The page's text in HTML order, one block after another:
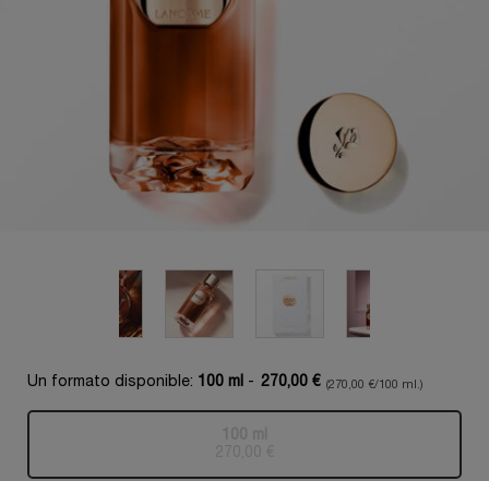
Un formato disponible: 100 ml - 270,00 € (270,00 €/100 ml.)